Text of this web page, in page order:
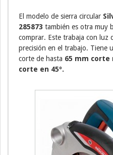
El modelo de sierra circular
285873 también es otra muy
comprar. Este trabaja con luz
precisión en el trabajo. Tiene
corte de hasta 65 mm corte
corte en 45º.